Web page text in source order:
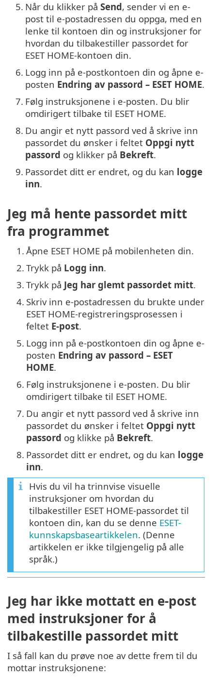
5. Når du klikker på Send, sender vi en e-
post til e-postadressen du oppga, med en
lenke til kontoen din og instruksjoner for
hvordan du tilbakestiller passordet for
ESET HOME-kontoen din.
6. Logg inn på e-postkontoen din og åpne e-
posten Endring av passord – ESET HOME.
7. Følg instruksjonene i e-posten. Du blir
omdirigert tilbake til ESET HOME.
8. Du angir et nytt passord ved å skrive inn
passordet du ønsker i feltet Oppgi nytt
passord og klikker på Bekreft.
9. Passordet ditt er endret, og du kan logge
inn.
Jeg må hente passordet mitt
fra programmet
1. Åpne ESET HOME på mobilenheten din.
2. Trykk på Logg inn.
3. Trykk på Jeg har glemt passordet mitt.
4. Skriv inn e-postadressen du brukte under
ESET HOME-registreringsprosessen i
feltet E-post.
5. Logg inn på e-postkontoen din og åpne e-
posten Endring av passord – ESET
HOME.
6. Følg instruksjonene i e-posten. Du blir
omdirigert tilbake til ESET HOME.
7. Du angir et nytt passord ved å skrive inn
passordet du ønsker i feltet Oppgi nytt
passord og klikke på Bekreft.
8. Passordet ditt er endret, og du kan logge
inn.
Hvis du vil ha trinnvise visuelle
instruksjoner om hvordan du
tilbakestiller ESET HOME-passordet til
kontoen din, kan du se denne ESET-
kunnskapsbaseartikkelen. (Denne
artikkelen er ikke tilgjengelig på alle
språk.)
Jeg har ikke mottatt en e-post
med instruksjoner for å
tilbakestille passordet mitt
I så fall kan du prøve noe av dette frem til du
mottar instruksjonene: